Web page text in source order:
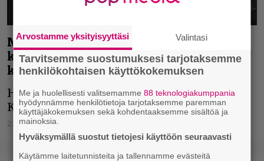
Myrkurin Suomen-keikat siirtyvät
keväälle – pääkaupunkiseudun
konserttipaikka vaihtuu
Helsingin Savoy-teatteri vaihtuu Espoon
Kulttuurikeskuksen Tapiolasaliksi.
23.11.2021 Vesa Siltanen
Arvostamme yksityisyyttäsi Valintasi
Tarvitsemme suostumuksesi tarjotaksemme
henkilökohtaisen käyttökokemuksen
Me ja huolellisesti valitsemamme88 teknologiakumppania
hyödynnämme henkilötietoja tarjotaksemme paremman
käyttäjäkokemuksen sekä kohdentaaksemme sisältöä ja
mainoksia.
Hyväksymällä suostut tietojesi käyttöön seuraavasti
Käytämme laitetunnisteita ja tallennamme evästeitä